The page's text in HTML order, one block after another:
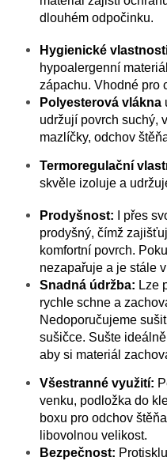
dlouhém odpočinku.
Hygienické
hypoalergenní
zápachu. Vhodné pro
Polyesterová vlákna
udržují povrch suchý,
mazlíčky, odchov
Termoregulační
skvěle izoluje a
Prodyšnost:
I přes
prodyšný, čímž
komfortní povrch.
nezapařuje a je stále
Snadná údržba: Lze
rychle schne a
Nedoporučujeme
sušičce. Sušte
aby si materiál
Všestranné využití:
venku, podložka do
boxu pro odchov
libovolnou velikost.
Bezpečnost: